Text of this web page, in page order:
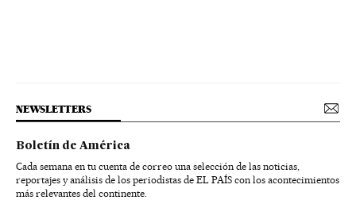
NEWSLETTERS
Boletín de América
Cada semana en tu cuenta de correo una selección de las noticias,
reportajes y análisis de los periodistas de EL PAÍS con los acontecimientos
más relevantes del continente.